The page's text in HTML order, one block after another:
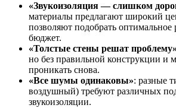
«Звукоизоляция — слишком
материалы предлагают широкий
позволяют подобрать
бюджет.
«Толстые стены решат проблему»
но без правильной конструкции и
проникать снова.
«Все шумы одинаковы»: разные
воздушный) требуют различных
звукоизоляции.